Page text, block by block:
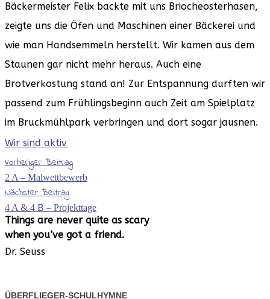
Bäckermeister Felix backte mit uns Briocheosterhasen,
zeigte uns die Öfen und Maschinen einer Bäckerei und
wie man Handsemmeln herstellt. Wir kamen aus dem
Staunen gar nicht mehr heraus. Auch eine
Brotverkostung stand an! Zur Entspannung durften wir
passend zum Frühlingsbeginn auch Zeit am Spielplatz
im Bruckmühlpark verbringen und dort sogar jausnen.
Wir sind aktiv
Vorheriger Beitrag
2 A – Malwettbewerb
Nächster Beitrag
4 A & 4 B – Projekttage
Things are never quite as scary
when you’ve got a friend.
Dr. Seuss
ÜBERFLIEGER-SCHULHYMNE